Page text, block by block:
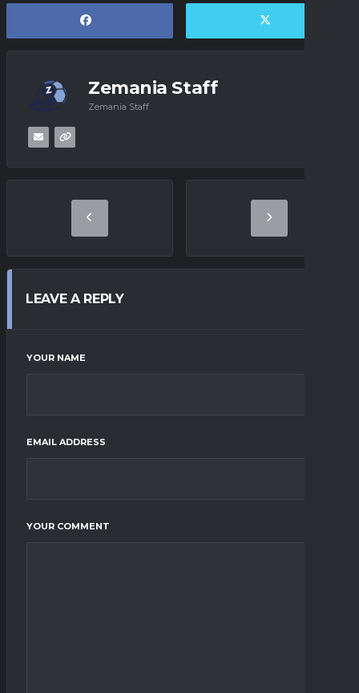
Zemania Staff
Zemania Staff
LEAVE A REPLY
YOUR NAME
EMAIL ADDRESS
YOUR COMMENT